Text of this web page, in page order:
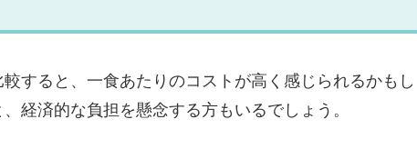
すると、一食あたりのコストが高く感じられるかもし
経済的な負担を懸念する方もいるでしょう。